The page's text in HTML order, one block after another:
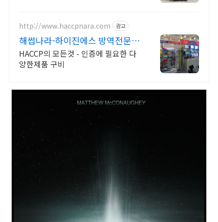
http://www.haccpnara.com 광고
해썹나라-하이진에스 방역전문쇼
핑몰
HACCP의 모든것 - 인증에 필요한 다
양한제품 구비